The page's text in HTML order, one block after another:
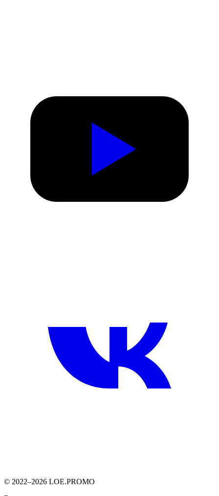
© 2022–2026 LOE.PROMO